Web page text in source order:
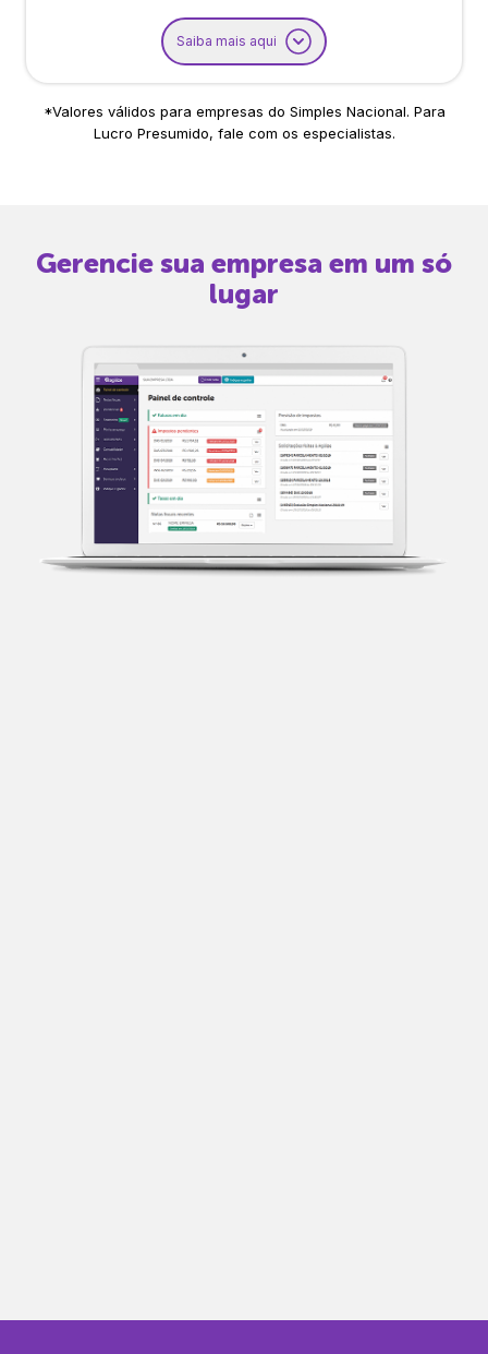
Saiba mais aqui
*Valores válidos para empresas do Simples Nacional. Para
Lucro Presumido, fale com os especialistas.
Gerencie sua empresa em um só
lugar